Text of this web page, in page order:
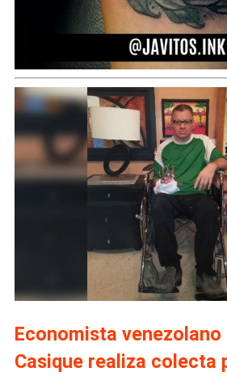
Economista venezolano
Casique realiza colecta